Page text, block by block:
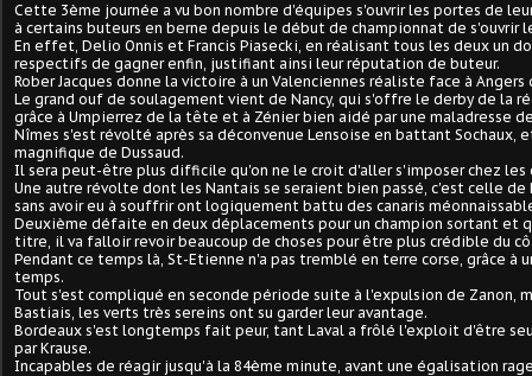
Cette 3ème journée a vu bon nombre d'équipes s'ouvrir les portes de
à certains buteurs en berne depuis le début de championnat de s'ouvrir
En effet, Delio Onnis et Francis Piasecki, en réalisant tous les deux un
respectifs de gagner enfin, justifiant ainsi leur réputation de buteur.
Rober Jacques donne la victoire à un Valenciennes réaliste face à
Le grand ouf de soulagement vient de Nancy, qui s'offre le derby de la
grâce à Umpierrez de la tête et à Zénier bien aidé par une maladresse
Nîmes s'est révolté après sa déconvenue Lensoise en battant Sochaux,
magnifique de Dussaud.
Il sera peut-être plus difficile qu'on ne le croit d'aller s'imposer chez les
Une autre révolte dont les Nantais se seraient bien passé, c'est celle de
sans avoir eu à souffrir ont logiquement battu des canaris
Deuxième défaite en deux déplacements pour un champion sortant et
titre, il va falloir revoir beaucoup de choses pour être plus crédible du
Pendant ce temps là, St-Etienne n'a pas tremblé en terre corse, grâce à
temps.
Tout s'est compliqué en seconde période suite à l'expulsion de Zanon,
Bastiais, les verts très sereins ont su garder leur avantage.
Bordeaux s'est longtemps fait peur, tant Laval a frôlé l'exploit d'être
par Krause.
Incapables de réagir jusqu'à la 84ème minute, avant une égalisation